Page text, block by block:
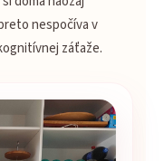
nespočíva v
záťaže.